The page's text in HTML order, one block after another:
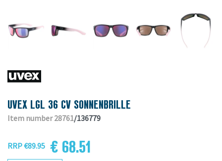
UVEX LGL 36 CV SONNENBRILLE
Item number 28761/136779
RRP €89.95 € 68.51